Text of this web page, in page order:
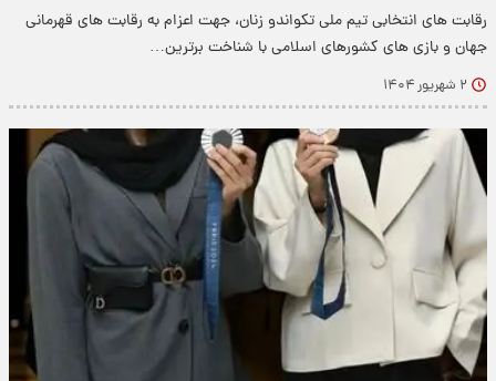
رقابت های انتخابی تیم ملی تکواندو زنان، جهت اعزام به رقابت های قهرمانی
جهان و بازی های کشورهای اسلامی با شناخت برترین…
۲ شهریور ۱۴۰۴